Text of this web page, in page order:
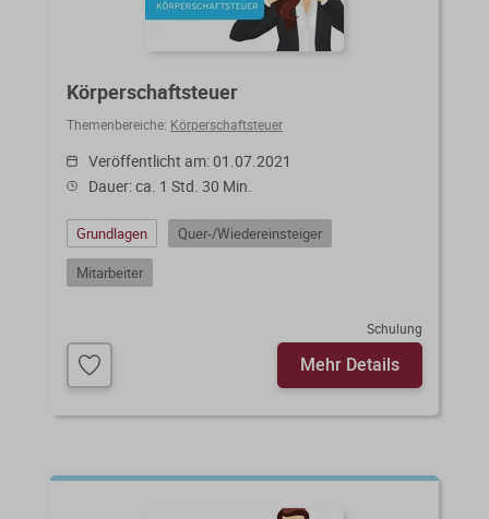
Körperschaftsteuer
Themenbereiche: Körperschaftsteuer
Veröffentlicht am: 01.07.2021
Dauer: ca. 1 Std. 30 Min.
Grundlagen
Quer-/Wiedereinsteiger
Mitarbeiter
Schulung
Mehr Details